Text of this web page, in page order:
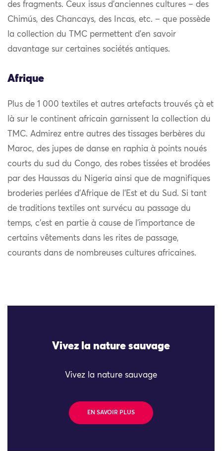
des fragments. Ceux issus d’anciennes cultures – des
Chimús, des Chancays, des Incas, etc. – que possède
la collection du TMC permettent d’en savoir
davantage sur certaines sociétés antiques.
Afrique
Plus de 1 000 textiles et autres artefacts trouvés çà et
là sur le continent africain garnissent la collection du
TMC. Admirez entre autres des tissages berbères du
Maroc, des jupes de danse en raphia à points noués
courts du sud du Congo, des robes tissées et brodées
par des Haussas du Nigeria ainsi que de magnifiques
broderies perlées d’Afrique de l’Est et du Sud. Si tant
de traditions textiles ont survécu au passage du
temps, c’est en partie à cause de l’importance de
certains vêtements dans les rites de passage,
courants dans de nombreuses cultures africaines.
Vivez la nature sauvage
Vivez la nature sauvage
EN SAVOIR PLUS